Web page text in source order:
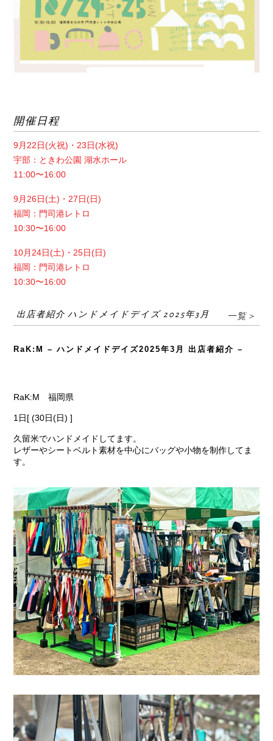
開催日程
9月22日(火祝)・23日(水祝)
宇部：ときわ公園 湖水ホール
11:00〜16:00
9月26日(土)・27日(日)
福岡：門司港レトロ
10:30〜16:00
10月24日(土)・25日(日)
福岡：門司港レトロ
10:30〜16:00
出店者紹介 ハンドメイドデイズ 2025年3月 一覧＞
RaK:M – ハンドメイドデイズ2025年3月 出店者紹介 –
RaK:M 福岡県
1日[ (30日(日) ]
久留米でハンドメイドしてます。
レザーやシートベルト素材を中心にバッグや小物を制作してま
す。